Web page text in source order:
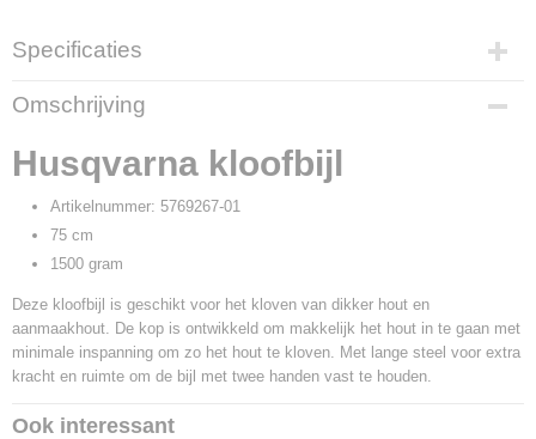
Specificaties
Productcode
5580
EAN code
7391883620731
Productcode leverancier
Omschrijving
Husqvarna kloofbijl
Artikelnummer: 5769267-01
75 cm
1500 gram
Deze kloofbijl is geschikt voor het kloven van dikker hout en
aanmaakhout. De kop is ontwikkeld om makkelijk het hout in te gaan met
minimale inspanning om zo het hout te kloven. Met lange steel voor extra
kracht en ruimte om de bijl met twee handen vast te houden.
Ook interessant